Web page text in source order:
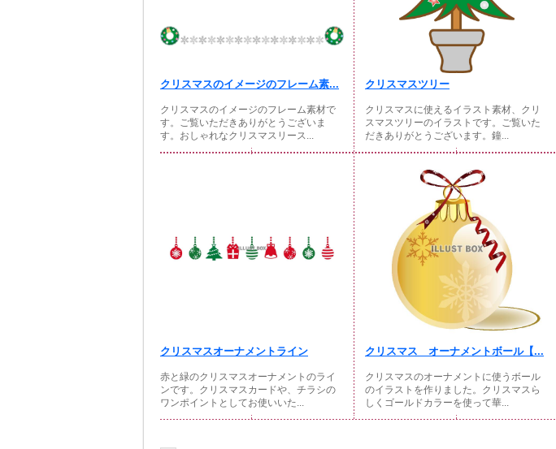
クリスマスのイメージのフレーム素...
クリスマスのイメージのフレーム素材で
す。ご覧いただきありがとうございま
す。おしゃれなクリスマスリース...
クリスマスツリー
クリスマスに使えるイラスト素材、クリ
スマスツリーのイラストです。ご覧いた
だきありがとうございます。鐘...
クリスマスオーナメントライン
赤と緑のクリスマスオーナメントのライ
ンです。クリスマスカードや、チラシの
ワンポイントとしてお使いいた...
クリスマス オーナメントボール【...
クリスマスのオーナメントに使うボール
のイラストを作りました。クリスマスら
しくゴールドカラーを使って華...